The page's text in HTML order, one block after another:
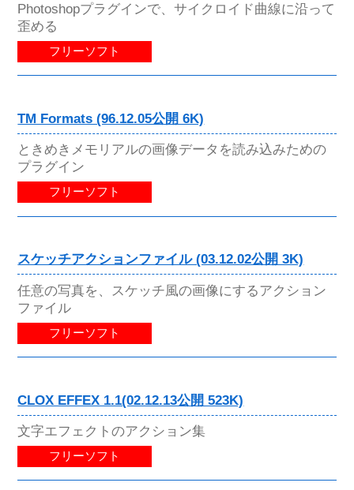
Photoshopプラグインで、サイクロイド曲線に沿って
歪める
フリーソフト
TM Formats (96.12.05公開 6K)
ときめきメモリアルの画像データを読み込みための
プラグイン
フリーソフト
スケッチアクションファイル (03.12.02公開 3K)
任意の写真を、スケッチ風の画像にするアクション
ファイル
フリーソフト
CLOX EFFEX 1.1(02.12.13公開 523K)
文字エフェクトのアクション集
フリーソフト